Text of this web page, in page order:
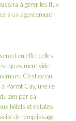
à gérer les flux
à un agencement
en effet celles
quasiment vide
C’est ce qui
Parrot Cay, une île
zen par sa
hôtels et estates
de remplissage,